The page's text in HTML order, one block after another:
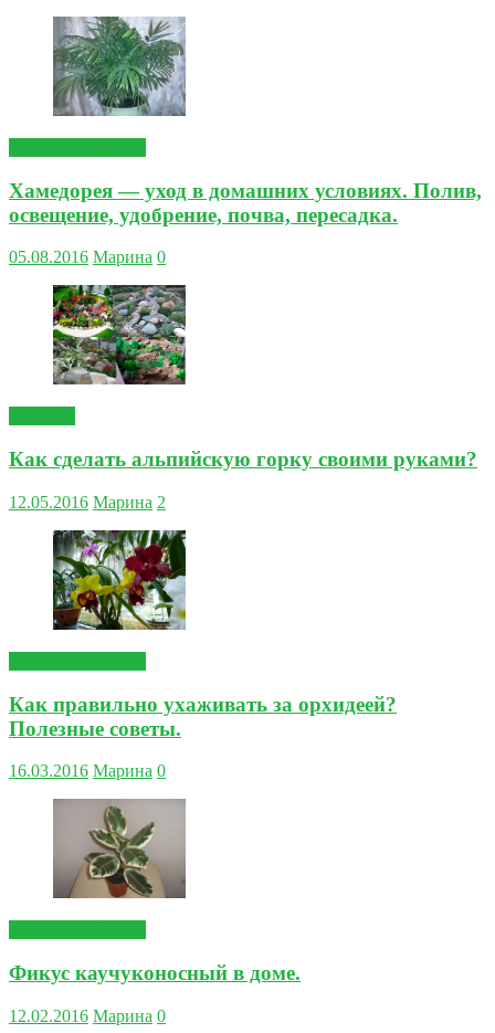
Хамедорея — уход в домашних условиях. Полив,
освещение, удобрение, почва, пересадка.
05.08.2016 Марина 0
Как сделать альпийскую горку своими руками?
12.05.2016 Марина 2
Как правильно ухаживать за орхидеей?
Полезные советы.
16.03.2016 Марина 0
Фикус каучуконосный в доме.
12.02.2016 Марина 0